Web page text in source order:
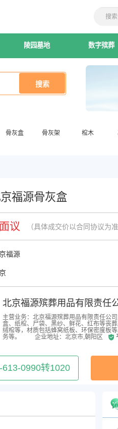
陵园墓地 数字殡葬
骨灰盒 骨灰架 棺木
福源骨灰盒
议 （具体成交价以合同协议为准
福源
北京福源殡葬用品有限责任
主营业务：北京福源殡葬用品有限责任公
盒、纸棺、尸袋、黑纱、鲜花、红布等丧
绒棺等，材质包括蜂窝纸板、环保密度板
务等。
企业地址：北京市,朝阳区
613-0990转1020